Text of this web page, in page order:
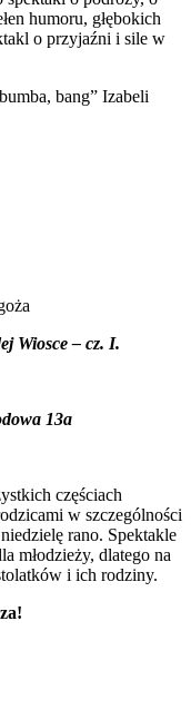
humoru, głębokich
o przyjaźni i sile w
bang” Izabeli
Wiosce – cz. I.
13a
częściach
w szczególności
rano. Spektakle
młodzieży, dlatego na
i ich rodziny.